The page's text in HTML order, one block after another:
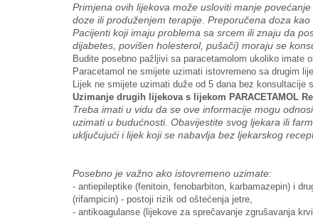
Primjena ovih lijekova može usloviti manje
doze ili produženjem terapije. Preporučena doza
Pacijenti koji imaju problema sa srcem ili znaju da
dijabetes, povišen holesterol, pušači) moraju se
Budite posebno pažljivi sa paracetamolom ukoliko imate
Paracetamol ne smijete uzimati istovremeno sa drugim
Lijek ne smijete uzimati duže od 5 dana bez konsultacije
Uzimanje drugih lijekova s lijekom PARACETAMOL
Treba imati u vidu da se ove informacije mogu
uzimati u budućnosti. Obavijestite svog ljekara ili
uključujući i lijek koji se nabavlja bez ljekarskog
Posebno je važno ako istovremeno uzimate:
- antiepileptike (fenitoin, fenobarbiton, karbamazepin) i
(rifampicin) - postoji rizik od oštećenja jetre,
- antikoagulanse (lijekove za sprečavanje zgrušavanja